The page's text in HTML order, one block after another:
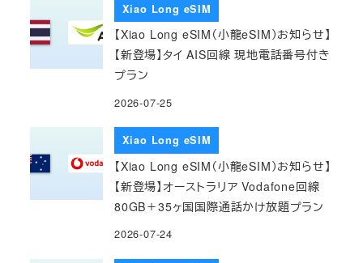
Xiao Long eSIM
【Xiao Long eSIM（小龍eSIM）お知らせ】
【新登場】タイ AIS回線 現地電話番号付き
プラン
2026-07-25
Xiao Long eSIM
【Xiao Long eSIM（小龍eSIM）お知らせ】
【新登場】オーストラリア Vodafone回線
80GB＋35ヶ国国際通話かけ放題プラン
2026-07-24